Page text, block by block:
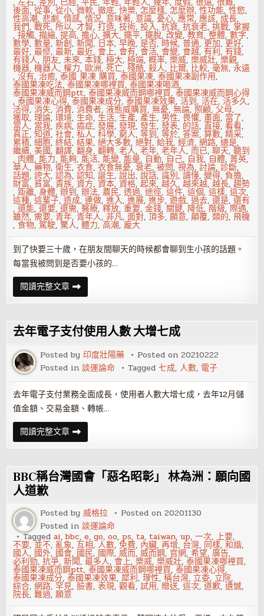
後面,從事,從小,微軟,徹底,快樂, 怎麼樣, 怎麼辦,性功能,性慾,
性高潮,悲劇,情感,情況, 意味著, 意識,憂心,應常,應該, 成長,
我們,戰死,所以,才智,打造,技術,投入,抗衰,抗衰老,挑戰,掌握
,接觸,描繪,提高,擔心,擴大,擺平,擺脫, 改變,教育,整體,數字,
數學,數量,新創,新聞, 日本,早晚,是否, 時候,普通, 更加, 更好,
最好,最慘,最新,最近, 會上, 會有, 會活, 會變, 會越,有利,有錢,
有錢人,朋友,未來,本錢,極大,極端,概率,樂威,樂威壯,樂觀,
機器,機器人,權力,歐洲,死亡,殘酷,殺人, 比爾, 比較,毫無,永遠
,沒有,治癒,泰國 果凍 購買,泰國果凍,泰國果凍副作用,
泰國果凍吃法,泰國果凍哪裡買,泰國果凍喝酒,
泰國果凍威而鋼ptt,泰國果凍威而鋼哪裡買,泰國果凍威而鋼心得
,泰國果凍心得,泰國果凍成分,泰國果凍效果,活到,活在,活多久,
活得,消失,消費,消費者,液態威購買,無憂,無論, 照顧,父母,
獲取,理論,環境,生命,生活,生產,產生, 男性,畏懼,畫面, 當了,
當人, 當我,疾病,癌症,發展,發現,發生,發表, 的話,直接,看看,
真正,知道,社會,私人,科學, 窮人,等到,等於,答案,算數,精采,
累積,細胞,終結,結果,絕大多數,絕對,給我,經濟,網路,總是,
繼續,美國,翻譯,翻身,翻轉,老人,老年,老年人,而已,聊天,聽到
, 肉體, 能力,能夠,能活,能變,能量, 自動, 自己, 自我, 自體,菁英,
華人,藥物,衛生,衣食,衣食無憂,衰老,被問,視為,討論,診斷,
話題,誇大,認為,認知,誕生,說出,說話,識別,讀懂,變得, 負擔,
財富,貧富,貴族,資方,資本,資格,起來,越久,越來越,越長,趨勢
,距離,身體,辦到,辦法, 農民,透過,途徑,這件,這個,這樣,這次,
這種,這輩子,造成,連做,進入,進展,進步,遊戲,過去,還是,還有
,還能,還要,還需,醫療,釋放,重要,金錢, 關鍵, 降低, 階級, 際遇,
雖然, 需要,青年,青年人,非凡,面對,頂多,願意,顛覆,類的,飛機
,食物,駕駛,驚人,體力,高潮,龐大
到了快要三十歲，在朋友間聊天的時候都會聊到生小孩的話題。
每當我被問到是否要小孩的…
閱讀完整文章上
班
族
偏
激
告
白：
最
好
別
小
孩，
你
不
道
他
要
面
的
未
來
殘
酷
去年電子支付使用人數 大增七成
Posted by 印度壯陽藥 Posted on20210222
Posted in談運論命 Tagged七成,人數, 電子
去年電子支付業務全面成長，使用者人數大增七成，去年12月儲
值金額、交易金額、轉帳…
閱讀完整文章去
年
電
支
付
使
數
大
增
七
成
BBC稱台灣國會「惡名昭彰」 林為洲：願向國
人道歉
Posted by威格拉 Posted on20201130
Posted in談運論命
Taggedai,bbc,e,go,oo, ps, ta, taiwan,up,一次,上要,
不要,並不, 亂象,互相,人數,免費, 內臟,再增, 台灣, 同樣,和諧,
國人, 國外, 國會, 國民, 國際,威而,威而鋼, 官網,希望,廣告,
必利勁,抗爭,新聞,最多人, 會上,樂威,樂威壯,泰國果凍哪裡買,
泰國果凍威而鋼ptt,泰國果凍威而鋼哪裡買,泰國果凍心得,
泰國果凍成分,泰國果凍效果,犀利,理性,稱台灣,立委,立院,
綜合,網路,罕見,臉書,表現,觀看,試用,贈送,這次,道歉,遺憾,
院長,難過,願意